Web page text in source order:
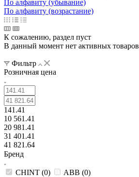
По алфавиту (убывание)
По алфавиту (возрастание)
К сожалению, раздел пуст
В данный момент нет активных товаров
Фильтр
Розничная цена
141.41
10 561.41
20 981.41
31 401.41
41 821.64
Бренд
CHINT (0) ABB (0)